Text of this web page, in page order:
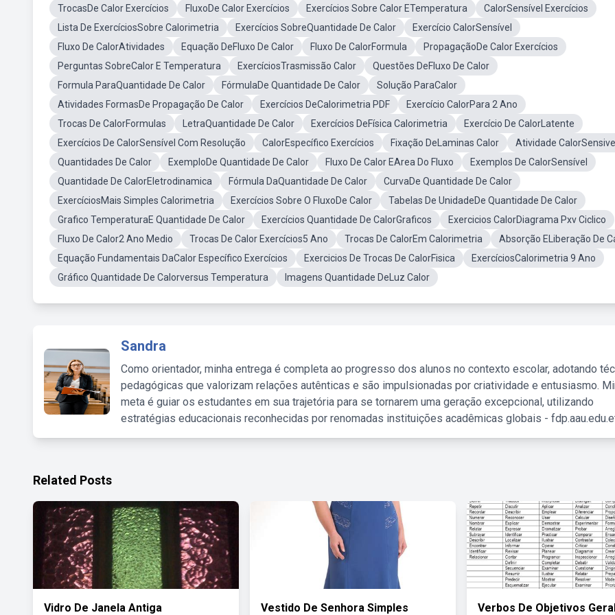
TrocasDe Calor Exercícios FluxoDe Calor Exercícios Exercícios Sobre Calor ETemperatura
CalorSensível Exercícios
Lista De ExercíciosSobre Calorimetria
Exercícios SobreQuantidade De Calor
Exercício CalorSensível
Fluxo De CalorAtividades
Equação DeFluxo De Calor Fluxo De CalorFormula
PropagaçãoDe Calor Exercícios
Perguntas SobreCalor E Temperatura
ExercíciosTrasmissão Calor
Questões DeFluxo De Calor
Formula ParaQuantidade De Calor
FórmulaDe Quantidade De Calor
Solução ParaCalor
Atividades FormasDe Propagação De Calor
Exercícios DeCalorimetria PDF
Exercício CalorPara 2 Ano
Trocas De CalorFormulas
LetraQuantidade De Calor Exercícios DeFísica Calorimetria
Exercício De CalorLatente
Exercícios De CalorSensível Com Resolução
CalorEspecífico Exercícios Fixação DeLaminas Calor
Atividade CalorSensivel
Quantidades De Calor
ExemploDe Quantidade De Calor Fluxo De Calor EArea Do Fluxo
Exemplos De CalorSensível
Quantidade De CalorEletrodinamica
Fórmula DaQuantidade De Calor
CurvaDe Quantidade De Calor
ExercíciosMais Simples Calorimetria
Exercícios Sobre O FluxoDe Calor
Tabelas De UnidadeDe Quantidade De Calor
Grafico TemperaturaE Quantidade De Calor
Exercícios Quantidade De CalorGraficos
Exercicios CalorDiagrama Pxv Ciclico
Fluxo De Calor2 Ano Medio
Trocas De Calor Exercícios5 Ano Trocas De CalorEm Calorimetria
Absorção ELiberação De
Equação Fundamentais DaCalor Específico Exercícios
Exercicios De Trocas De CalorFisica
ExercíciosCalorimetria 9 Ano
Gráfico Quantidade De Calorversus Temperatura
Imagens Quantidade DeLuz Calor
Sandra
Como orientador, minha entrega é completa ao progresso dos alunos no contexto escolar, adotando
pedagógicas que valorizam relações autênticas e são impulsionadas por criatividade e entusiasmo.
meta é guiar os estudantes em sua trajetória para se tornarem uma geração excepcional, utilizando
estratégias educacionais reconhecidas por renomadas instituições acadêmicas globais -
Related Posts
Vidro De Janela Antiga Vestido De Senhora Simples Verbos De Objetivos